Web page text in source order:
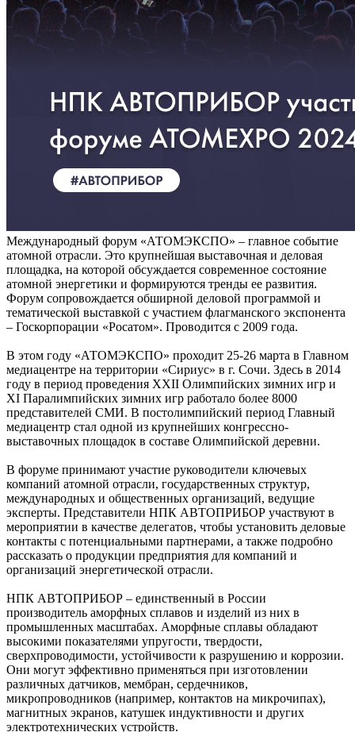
Международный форум «АТОМЭКСПО» – главное событие
атомной отрасли. Это крупнейшая выставочная и деловая
площадка, на которой обсуждается современное состояние
атомной энергетики и формируются тренды ее развития.
Форум сопровождается обширной деловой программой и
тематической выставкой с участием флагманского экспонента
– Госкорпорации «Росатом». Проводится с 2009 года.
В этом году «АТОМЭКСПО» проходит 25-26 марта в Главном
медиацентре на территории «Сириус» в г. Сочи. Здесь в 2014
году в период проведения XXII Олимпийских зимних игр и
XI Паралимпийских зимних игр работало более 8000
представителей СМИ. В постолимпийский период Главный
медиацентр стал одной из крупнейших конгрессно-
выставочных площадок в составе Олимпийской деревни.
В форуме принимают участие руководители ключевых
компаний атомной отрасли, государственных структур,
международных и общественных организаций, ведущие
эксперты. Представители НПК АВТОПРИБОР участвуют в
мероприятии в качестве делегатов, чтобы установить деловые
контакты с потенциальными партнерами, а также подробно
рассказать о продукции предприятия для компаний и
организаций энергетической отрасли.
НПК АВТОПРИБОР – единственный в России
производитель аморфных сплавов и изделий из них в
промышленных масштабах. Аморфные сплавы обладают
высокими показателями упругости, твердости,
сверхпроводимости, устойчивости к разрушению и коррозии.
Они могут эффективно применяться при изготовлении
различных датчиков, мембран, сердечников,
микропроводников (например, контактов на микрочипах),
магнитных экранов, катушек индуктивности и других
электротехнических устройств.